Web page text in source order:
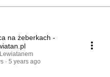
na żeberkach -
5 years ago